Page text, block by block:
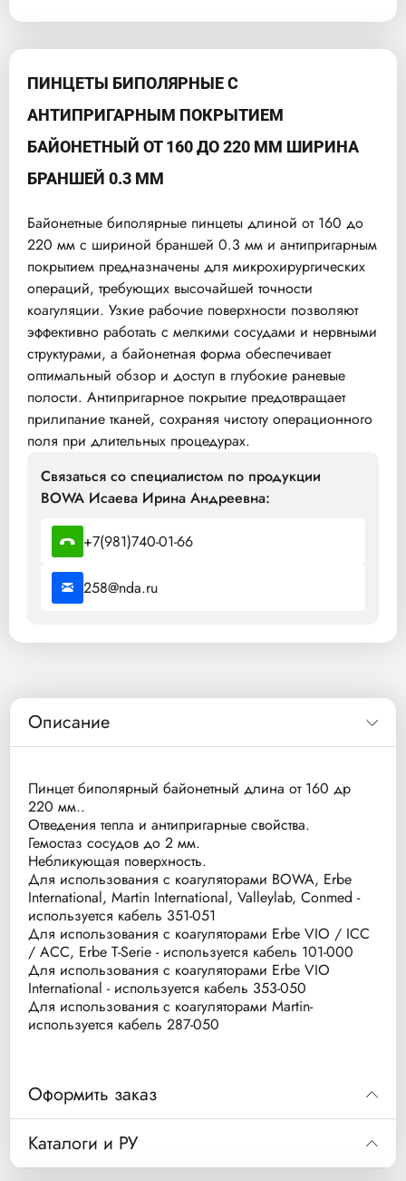
ПИНЦЕТЫ БИПОЛЯРНЫЕ С
АНТИПРИГАРНЫМ ПОКРЫТИЕМ
БАЙОНЕТНЫЙ ОТ 160 ДО 220 ММ ШИРИНА
БРАНШЕЙ 0.3 ММ
Байонетные биполярные пинцеты длиной от 160 до
220 мм с шириной браншей 0.3 мм и антипригарным
покрытием предназначены для микрохирургических
операций, требующих высочайшей точности
коагуляции. Узкие рабочие поверхности позволяют
эффективно работать с мелкими сосудами и нервными
структурами, а байонетная форма обеспечивает
оптимальный обзор и доступ в глубокие раневые
полости. Антипригарное покрытие предотвращает
прилипание тканей, сохраняя чистоту операционного
поля при длительных процедурах.
Связаться со специалистом по продукции
BOWA Исаева Ирина Андреевна:
+7(981)740-01-66
258@nda.ru
Описание
Оформить заказ
Каталоги и РУ
Пинцет биполярный байонетный длина от 160 др
220 мм..
Отведения тепла и антипригарные свойства.
Гемостаз сосудов до 2 мм.
Небликующая поверхность.
Для использования с коагуляторами BOWA, Erbe
International, Martin International, Valleylab, Conmed -
используется кабель 351-051
Для использования с коагуляторами Erbe VIO / ICC
/ ACC, Erbe T-Serie - используется кабель 101-000
Для использования с коагуляторами Erbe VIO
International - используется кабель 353-050
Для использования с коагуляторами Martin-
используется кабель 287-050
Код 607-100
Пинцет биполярный байонетный длина 160 mm